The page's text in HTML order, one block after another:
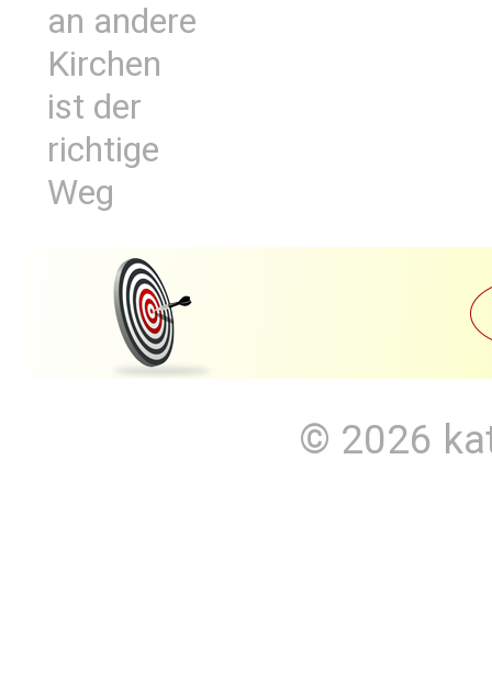
an andere
Kirchen
ist der
richtige
Weg
© 2026